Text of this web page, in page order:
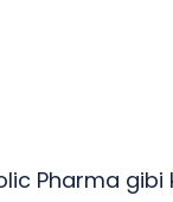
Pharma gibi